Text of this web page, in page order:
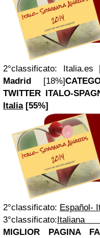
2°classificato: Italia.es
Madrid
[18%]
TWITTER ITALO-
Italia[55%]
2°classificato: Español-
3°classificato: Italiana
MIGLIOR PAGINA